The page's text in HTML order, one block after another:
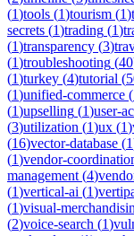
(1)tools (1)tourism (1)
secrets (1)trading (1)
(1)transparency (3)
(1)troubleshooting (40
(1)turkey (4)tutorial (
(1)unified-commerce (
(1)upselling (1)user-
(3)utilization (1)ux (1)
(16)vector-database (1
(1)vendor-
management (4)
(1)vertical-ai (1)
(1)visual-
(2)voice-search (1)